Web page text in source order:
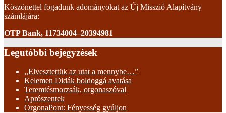
Köszönettel fogadunk adományokat az Új Misszió Alapítvány
számlájára:
OTP Bank, 11734004–20394981
Legutóbbi bejegyzések
,,Elvesztettük az utat a mennybe…”
Kelemen Didák boldoggá avatása
Teremtésmorzsák, orgonaszóval
Aprószentek
OrgonaPont: Fényesség gyúljon